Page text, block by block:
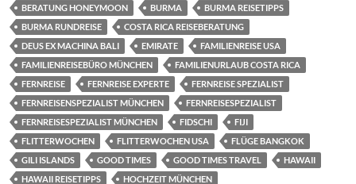
BERATUNG HONEYMOON
BURMA
BURMA REISETIPPS
BURMA RUNDREISE
COSTA RICA REISEBERATUNG
DEUS EX MACHINA BALI
EMIRATE
FAMILIENREISE USA
FAMILIENREISEBÜRO MÜNCHEN
FAMILIENURLAUB COSTA RICA
FERNREISE
FERNREISE EXPERTE
FERNREISE SPEZIALIST
FERNREISENSPEZIALIST MÜNCHEN
FERNREISESPEZIALIST
FERNREISESPEZIALIST MÜNCHEN
FIDSCHI
FIJI
FLITTERWOCHEN
FLITTERWOCHEN USA
FLÜGE BANGKOK
GILI ISLANDS
GOOD TIMES GOOD TIMES TRAVEL
HAWAII
HAWAII REISETIPPS
HOCHZEIT MÜNCHEN